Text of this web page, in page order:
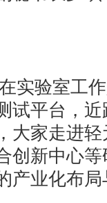
实验室工
试平台，
大家走进
创新中心
产业化布